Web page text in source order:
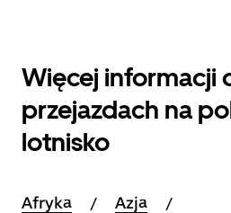
Więcej informacji
przejazdach na
lotnisko
Afryka Azja